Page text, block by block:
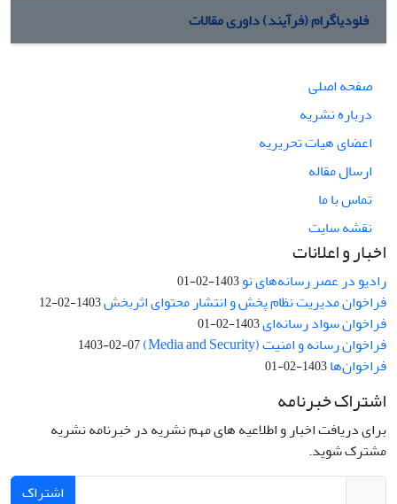
فلودیاگرام (فرآیند) داوری مقالات
صفحه اصلی
درباره نشریه
اعضای هیات تحریریه
ارسال مقاله
تماس با ما
نقشه سایت
اخبار و اعلانات
رادیو در عصر رسانه‌های نو1403-02-01
فراخوان مدیریت نظام پخش و انتشار محتوای اثربخش1403-02-12
فراخوان سواد رسانه‌ای1403-02-01
فراخوان رسانه و امنیت (Media and Security) 1403-02-07
فراخوان‌ها1403-02-01
اشتراک خبرنامه
برای دریافت اخبار و اطلاعیه های مهم نشریه در خبرنامه نشریه
مشترک شوید.
اشتراک